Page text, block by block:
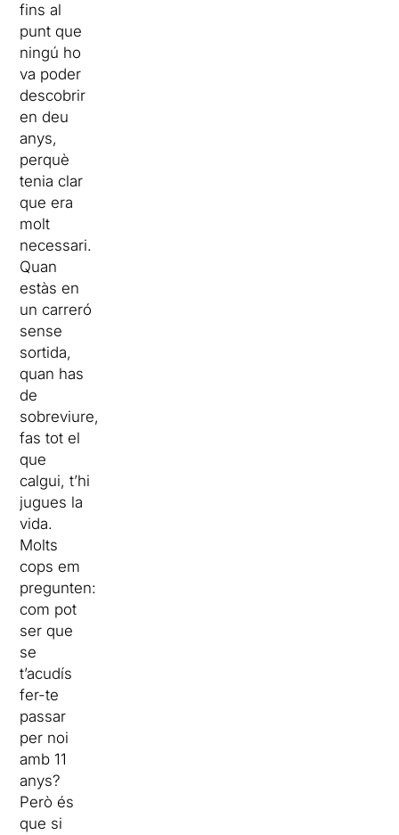
fins al
punt que
ningú ho
va poder
descobrir
en deu
anys,
perquè
tenia clar
que era
molt
necessari.
Quan
estàs en
un carreró
sense
sortida,
quan has
de
sobreviure,
fas tot el
que
calgui, t’hi
jugues la
vida.
Molts
cops em
pregunten:
com pot
ser que
se
t’acudís
fer-te
passar
per noi
amb 11
anys?
Però és
que si